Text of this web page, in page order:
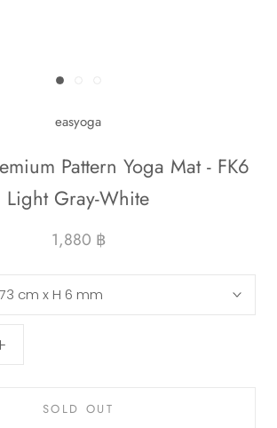
easyoga
Pattern Yoga Mat - FK6
Light Gray-White
1,880 ฿
cm x H 6 mm
SOLD OUT